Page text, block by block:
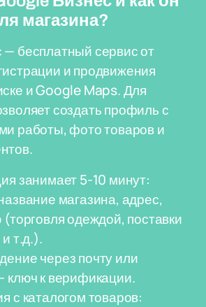
магазина?
бесплатный сервис от
и продвижения
и Google Maps. Для
создать профиль с
работы, фото товаров и
занимает 5-10 минут:
магазина, адрес,
(торговля одеждой, поставки
т.д.).
через почту или
ключ к верификации.
с каталогом товаров: